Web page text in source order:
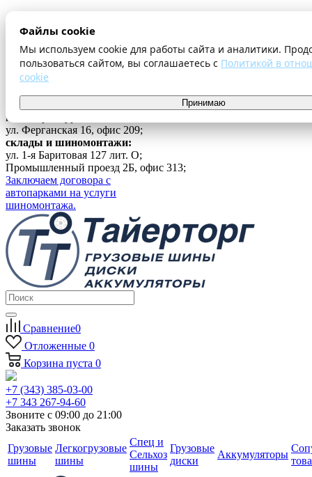
Файлы cookie
Мы используем cookie для работы сайта и аналитики.
пользоваться сайтом, вы соглашаетесь с Политикой в
cookie
Принимаю
Оплата и доставка
Шиномонтаж
Контакты
...
г. Екатеринбург
ул. Ферганская 16, офис 209;
склады и шиномонтажи:
ул. 1-я Баритовая 127 лит. О;
Промышленный проезд 2Б, офис 313;
Заключаем договора с
автопарками на услуги
шиномонтажа.
Сравнение0
Отложенные 0
Корзина пуста 0
+7 (343) 385-03-00
+7 343 267-94-60
Звоните с 09:00 до 21:00
Заказать звонок
Грузовые
шины
Легкогрузовые
шины
Спец и
Сельхоз
шины
Грузовые
диски
Аккумуляторы